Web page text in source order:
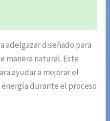
adelgazar diseñado para
manera natural. Este
ayudar a mejorar el
durante el proceso